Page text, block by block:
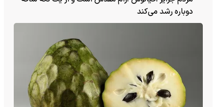
دوباره رشد می‌کند